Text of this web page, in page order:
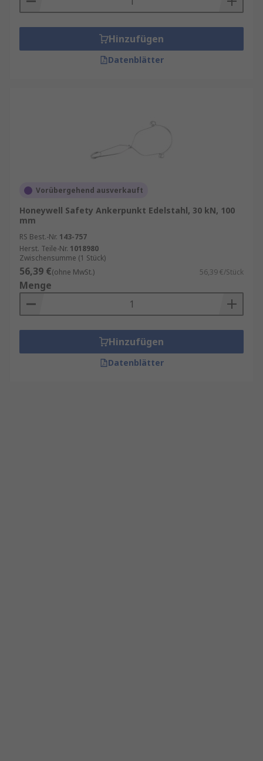
Hinzufügen
Datenblätter
Vorübergehend ausverkauft
Honeywell Safety Ankerpunkt Edelstahl, 30 kN, 100
mm
RS Best.-Nr. 143-757
Herst. Teile-Nr. 1018980
Zwischensumme (1 Stück)
56,39 €(ohne MwSt.) 56,39 €/Stück
Menge
Hinzufügen
Datenblätter